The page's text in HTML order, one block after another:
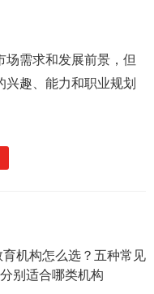
场需求和发展前景，但
趣、能力和职业规划
机构怎么选？五种常见
别适合哪类机构